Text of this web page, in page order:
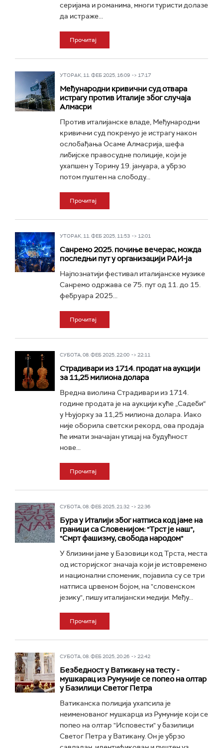
серијама и романима, многи туристи долазе
да истраже...
Прочитај
УТОРАК, 11. ФЕБ 2025, 16:09 -> 17:17
Међународни кривични суд отвара
истрагу против Италије због случаја
Алмасри
Против италијанске владе, Међународни
кривични суд покренуо је истрагу након
ослобађања Осаме Алмасрија, шефа
либијске правосудне полиције, који је
ухапшен у Торину 19. јануара, а убрзо
потом пуштен на слободу...
Прочитај
УТОРАК, 11. ФЕБ 2025, 11:53 -> 12:01
Санремо 2025. почиње вечерас, можда
последњи пут у организацији РАИ-ја
Најпознатији фестивал италијанске музике
Санремо одржава се 75. пут од 11. до 15.
фебруара 2025...
Прочитај
СУБОТА, 08. ФЕБ 2025, 22:00 -> 22:11
Страдивари из 1714. продат на аукцији
за 11,25 милиона долара
Вредна виолина Страдивари из 1714.
године продата је на аукцији куће „Садеби“
у Њујорку за 11,25 милиона долара. Иако
није оборила светски рекорд, ова продаја
ће имати значајан утицај на будућност
нове...
Прочитај
СУБОТА, 08. ФЕБ 2025, 21:32 -> 22:36
Бура у Италији због натписа код јаме на
граници са Словенијом: "Трст је наш",
"Смрт фашизму, свобода народом"
У близини јаме у Базовици код Трста, места
од историјског значаја који је истовремено
и национални споменик, појавила су се три
натписа црвеном бојом, на "словенском
језику", пишу италијански медији. Међу...
Прочитај
СУБОТА, 08. ФЕБ 2025, 20:26 -> 22:42
Безбедност у Ватикану на тесту -
мушкарац из Румуније се попео на олтар
у Базилици Светог Петра
Ватиканска полиција ухапсила је
неименованог мушкарца из Румуније који се
попео на олтар "Исповести" у базилици
Светог Петра у Ватикану. Он је убрзо